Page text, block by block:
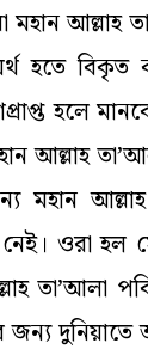
আল্লাহ
হতে বিকৃত
হলে
আল্লাহ
মহান
ওরা হল
তা’আলা
দুনিয়াতে